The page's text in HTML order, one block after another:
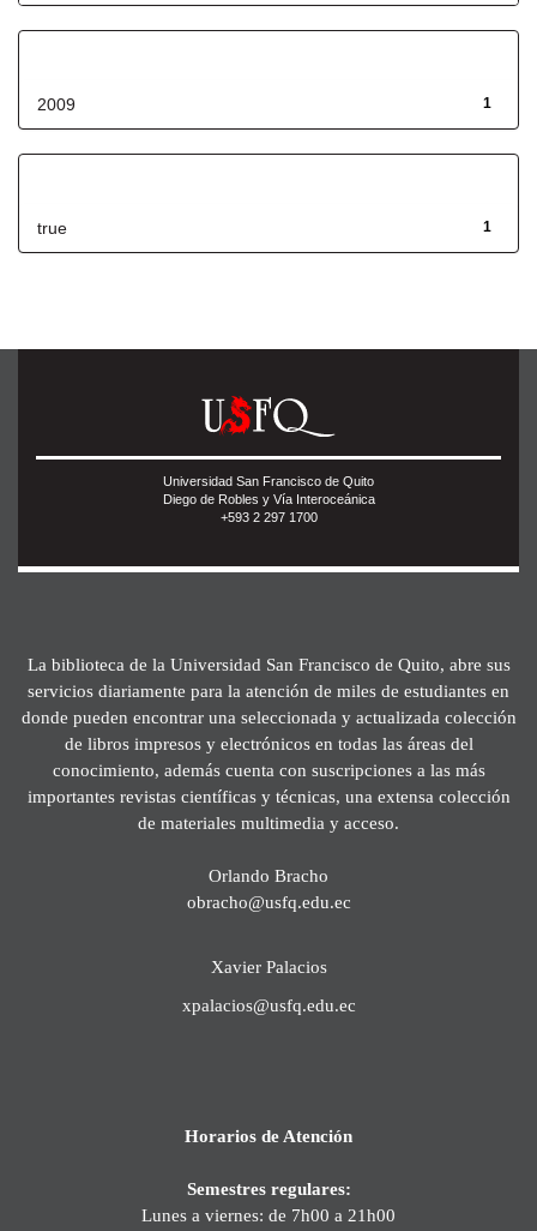
1
2009
1
true
Universidad San Francisco de Quito
Diego de Robles y Vía Interoceánica
+593 2 297 1700
La biblioteca de la Universidad San Francisco de Quito, abre sus
servicios diariamente para la atención de miles de estudiantes en
donde pueden encontrar una seleccionada y actualizada colección
de libros impresos y electrónicos en todas las áreas del
conocimiento, además cuenta con suscripciones a las más
importantes revistas científicas y técnicas, una extensa colección
de materiales multimedia y acceso.
Orlando Bracho
obracho@usfq.edu.ec
Xavier Palacios
xpalacios@usfq.edu.ec
Horarios de Atención
Semestres regulares:
Lunes a viernes: de 7h00 a 21h00